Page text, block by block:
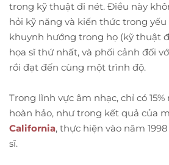
trong kỹ thuật đi nét. Điều này
hỏi kỹ năng và kiến ​​thức trong
khuynh hướng trong họ (kỹ thuật
họa sĩ thứ nhất, và phối cảnh đối
rồi đạt đến cùng một trình độ.
Trong lĩnh vực âm nhạc, chỉ có
hoàn hảo, như trong kết quả của
California, thực hiện vào năm
sĩ.